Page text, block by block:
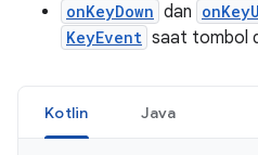
onKeyDown dan
KeyEvent saat tombol
Kotlin Java